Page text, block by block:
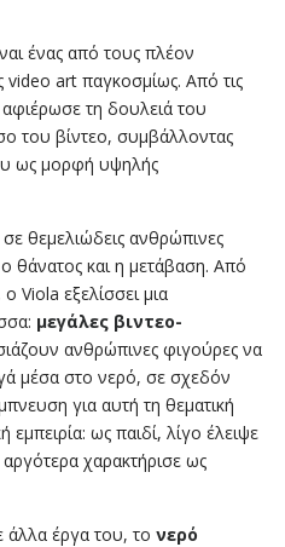
ένας από τους πλέον
video art παγκοσμίως. Από τις
αφιέρωσε τη δουλειά του
του βίντεο, συμβάλλοντας
ως μορφή υψηλής
θεμελιώδεις ανθρώπινες
θάνατος και η μετάβαση. Από
Viola εξελίσσει μια
μεγάλες βιντεο-
ανθρώπινες φιγούρες να
μέσα στο νερό, σε σχεδόν
για αυτή τη θεματική
ως παιδί, λίγο έλειψε
χαρακτήρισε ως
άλλα έργα του, το νερό